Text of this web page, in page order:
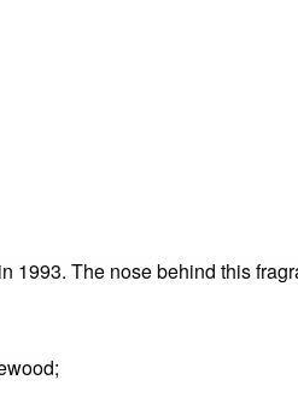
1993. The nose behind this